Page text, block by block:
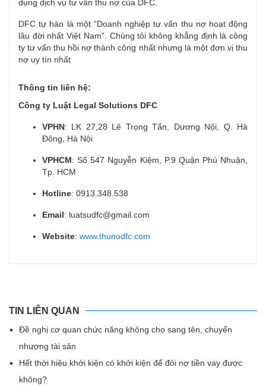
dụng dịch vụ tư vấn thu nợ của DFC.
DFC tự hào là một “Doanh nghiệp tư vấn thu nợ hoạt động
lâu đời nhất Việt Nam”. Chúng tôi không khẳng định là công
ty tư vấn thu hồi nợ thành công nhất nhưng là một đơn vị thu
nợ uy tín nhất
Thông tin liên hệ:
Công ty Luật Legal Solutions DFC
VPHN: LK 27,28 Lê Trọng Tấn, Dương Nội, Q. Hà
Đông, Hà Nội
VPHCM: Số 547 Nguyễn Kiệm, P.9 Quận Phú Nhuận,
Tp. HCM
Hotline: 0913.348.538
Email: luatsudfc@gmail.com
Website: www.thunodfc.com
TIN LIÊN QUAN
Đề nghị cơ quan chức năng không cho sang tên, chuyển
nhượng tài sản
Hết thời hiệu khởi kiện có khởi kiện để đòi nợ tiền vay được
không?